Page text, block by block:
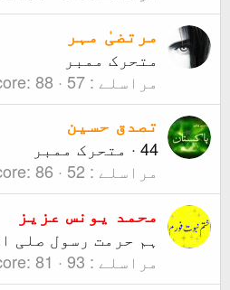
مرتضیٰ مہر
متحرک ممبر
مراسلے
57
88
تصدق حسین
متحرک ممبر · 44
مراسلے
52
86
محمد یونس عزیز
ہم حرمت رسول صلی
مراسلے
93
81